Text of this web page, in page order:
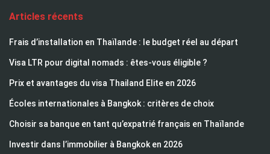
Articles récents
Frais d’installation en Thaïlande : le budget réel au départ
Visa LTR pour digital nomads : êtes-vous éligible ?
Prix et avantages du visa Thailand Elite en 2026
Écoles internationales à Bangkok : critères de choix
Choisir sa banque en tant qu’expatrié français en Thaïlande
Investir dans l’immobilier à Bangkok en 2026